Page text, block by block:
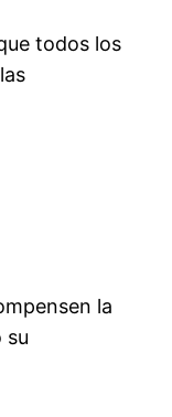
todos los
la
su